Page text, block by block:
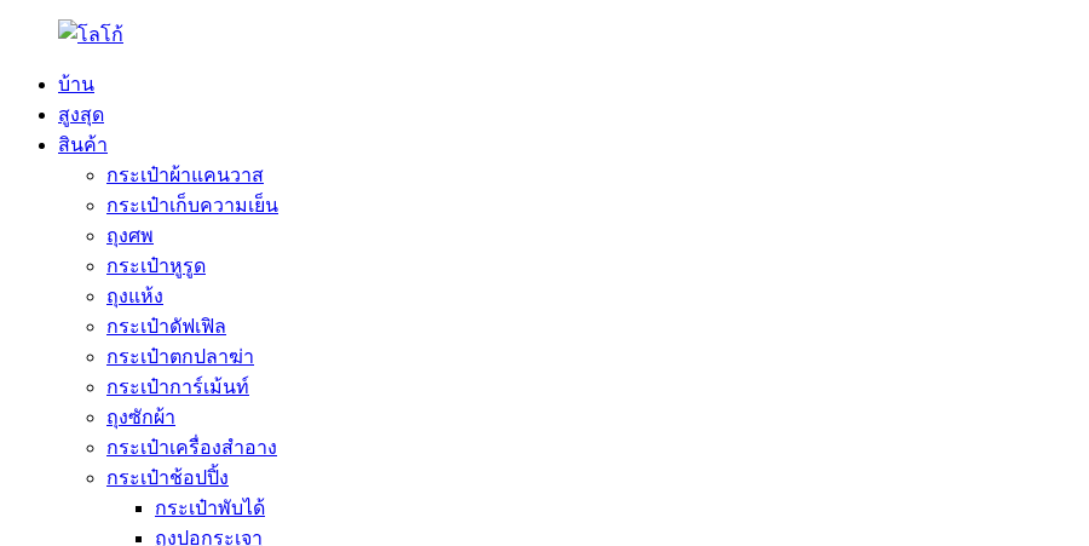
บ้าน
สูงสุด
สินค้า
กระเป๋าผ้าแคนวาส
กระเป๋าเก็บความเย็น
ถุงศพ
กระเป๋าหูรูด
ถุงแห้ง
กระเป๋าดัฟเฟิล
กระเป๋าตกปลาฆ่า
กระเป๋าการ์เม้นท์
ถุงซักผ้า
กระเป๋าเครื่องสำอาง
กระเป๋าช้อปปิ้ง
กระเป๋าพับได้
ถุงปอกระเจา